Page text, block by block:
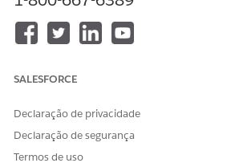
PERMISSÕES DE USUÁRIO
Para habilitar respostas de
salvamento avançadas para
Conceda aos usuários padrão,
permissão para acessar o objeto
OmniProcessAsmtQuestionVer para
SALESFORCE
Declaração de privacidade
Declaração de segurança
Termos de uso